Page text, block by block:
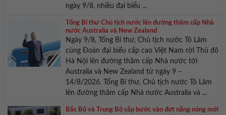
ngày 9/8, nhiều đại biểu ...
Tổng Bí thư Chủ tịch nước lên đường thăm cấp Nhà
nước Australia và New Zealand
Ngày 9/8, Tổng Bí thư, Chủ tịch nước Tô Lâm
cùng Đoàn đại biểu cấp cao Việt Nam rời Thủ đô
Hà Nội lên đường thăm cấp Nhà nước tới
Australia và New Zealand từ ngày 9 –
14/8/2026. Tổng Bí thư, Chủ tịch nước Tô Lâm
lên đường thăm cấp Nhà nước Australia và ...
Bắc Bộ và Trung Bộ sắp bước vào đợt nắng nóng mới